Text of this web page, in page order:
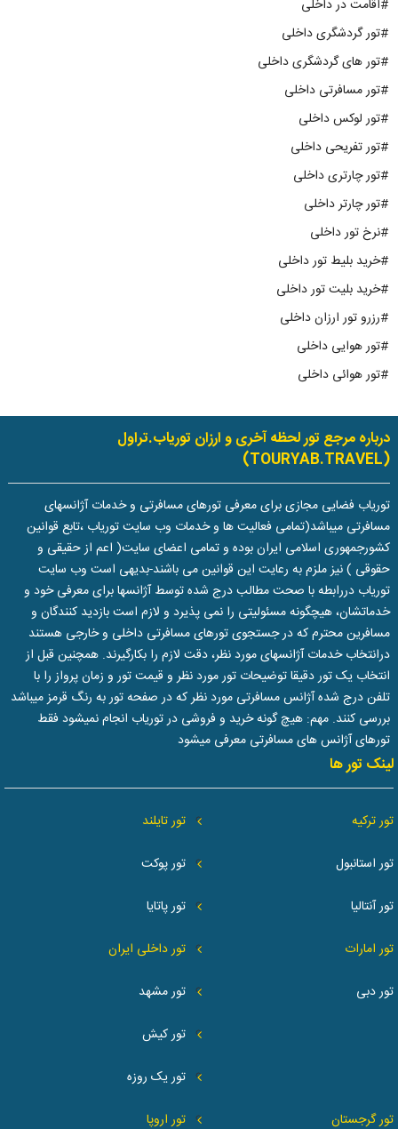
#اقامت در داخلی
#تور گردشگری داخلی
#تور های گردشگری داخلی
#تور مسافرتی داخلی
#تور لوکس داخلی
#تور تفریحی داخلی
#تور چارتری داخلی
#تور چارتر داخلی
#نرخ تور داخلی
#خرید بلیط تور داخلی
#خرید بلیت تور داخلی
#رزرو تور ارزان داخلی
#تور هوایی داخلی
#تور هوائی داخلی
درباره مرجع تور لحظه آخری و ارزان توریاب.تراول
(TOURYAB.TRAVEL)
توریاب فضایی مجازی برای معرفی تورهای مسافرتی و خدمات آژانسهای
مسافرتی میباشد(تمامی فعالیت ها و خدمات وب سایت توریاب ،تابع قوانین
کشورجمهوری اسلامی ایران بوده و تمامی اعضای سایت( اعم از حقیقی و
حقوقی ) نیز ملزم به رعایت این قوانین می باشند-بدیهی است وب سایت
توریاب دررابطه با صحت مطالب درج شده توسط آژانسها برای معرفی خود و
خدماتشان، هیچگونه مسئولیتی را نمی پذیرد و لازم است بازدید کنندگان و
مسافرین محترم که در جستجوی تورهای مسافرتی داخلی و خارجی هستند
درانتخاب خدمات آژانسهای مورد نظر، دقت لازم را بکارگیرند. همچنین قبل از
انتخاب یک تور دقیقا توضیحات تور مورد نظر و قیمت تور و زمان پرواز را با
تلفن درج شده آژانس مسافرتی مورد نظر که در صفحه تور به رنگ قرمز میباشد
بررسی کنند. مهم: هیچ گونه خرید و فروشی در توریاب انجام نمیشود فقط
تورهای آژانس های مسافرتی معرفی میشود
لینک تور ها
تور ترکیه
تور استانبول
تور آنتالیا
تور تایلند
تور پوکت
تور پاتایا
تور امارات
تور دبی
تور داخلی ایران
تور مشهد
تور کیش
تور یک روزه
تور گرجستان
تور اروپا